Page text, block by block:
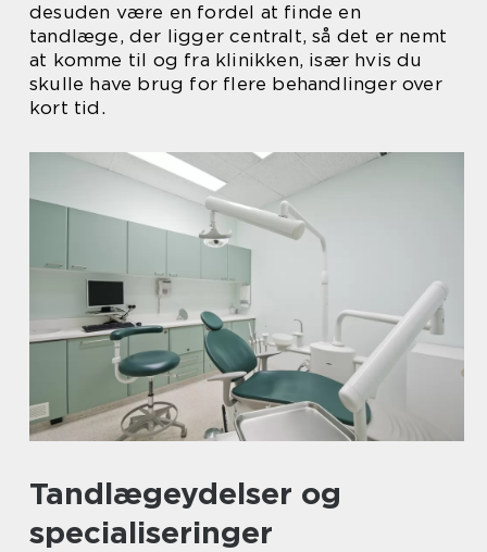
desuden være en fordel at finde en
tandlæge, der ligger centralt, så det er nemt
at komme til og fra klinikken, især hvis du
skulle have brug for flere behandlinger over
kort tid.
Tandlægeydelser og
specialiseringer